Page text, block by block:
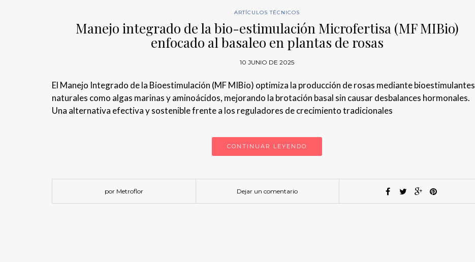
ARTÍCULOS TÉCNICOS
Manejo integrado de la bio-estimulación Microfertisa (MF MIBio)
enfocado al basaleo en plantas de rosas
10 JUNIO DE 2025
El Manejo Integrado de la Bioestimulación (MF MIBio) optimiza la producción de rosas mediante bioestimulantes
naturales como algas marinas y aminoácidos, mejorando la brotación basal sin causar desbalances hormonales.
Una alternativa efectiva y sostenible frente a los reguladores de crecimiento tradicionales
CONTINUAR LEYENDO
por Metroflor Dejar un comentario